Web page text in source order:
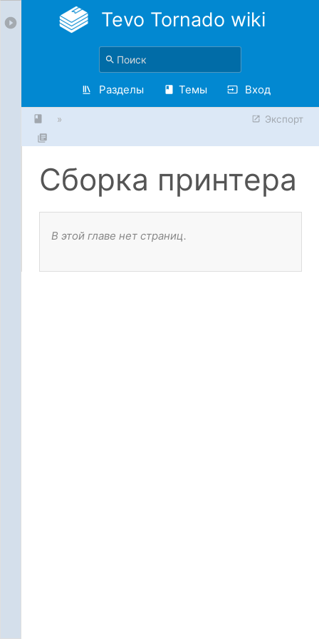
Tevo Tornado wiki
Разделы Темы Вход
» Экспорт
Сборка принтера
В этой главе нет страниц.